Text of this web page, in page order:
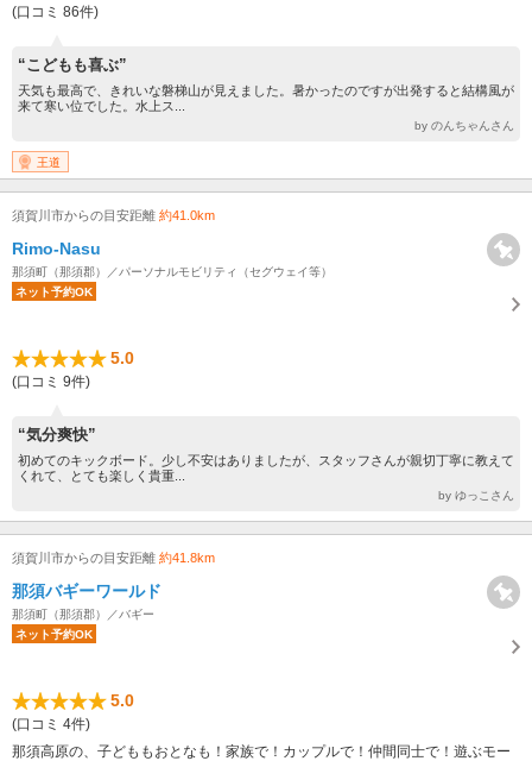
(口コミ 86件)
“こどもも喜ぶ”
天気も最高で、きれいな磐梯山が見えました。暑かったのですが出発すると結構風が
来て寒い位でした。水上ス...
by のんちゃんさん
王道
須賀川市からの目安距離 約41.0km
Rimo-Nasu
那須町（那須郡）／パーソナルモビリティ（セグウェイ等）
ネット予約OK
5.0
(口コミ 9件)
“気分爽快”
初めてのキックボード。少し不安はありましたが、スタッフさんが親切丁寧に教えて
くれて、とても楽しく貴重...
by ゆっこさん
須賀川市からの目安距離 約41.8km
那須バギーワールド
那須町（那須郡）／バギー
ネット予約OK
5.0
(口コミ 4件)
那須高原の、子どももおとなも！家族で！カップルで！仲間同士で！遊ぶモー